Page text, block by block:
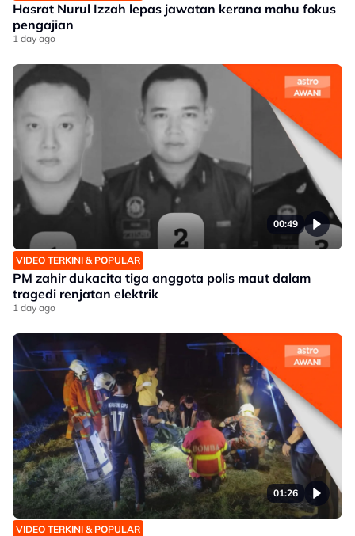
Hasrat Nurul Izzah lepas jawatan kerana mahu fokus
pengajian
1 day ago
00:49
VIDEO TERKINI & POPULAR
PM zahir dukacita tiga anggota polis maut dalam
tragedi renjatan elektrik
1 day ago
01:26
VIDEO TERKINI & POPULAR